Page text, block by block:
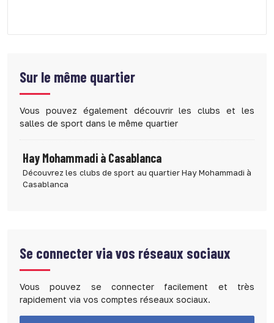
Sur le même quartier
Vous pouvez également découvrir les clubs et les
salles de sport dans le même quartier
Hay Mohammadi à Casablanca
Découvrez les clubs de sport au quartier Hay Mohammadi à
Casablanca
Se connecter via vos réseaux sociaux
Vous pouvez se connecter facilement et très
rapidement via vos comptes réseaux sociaux.